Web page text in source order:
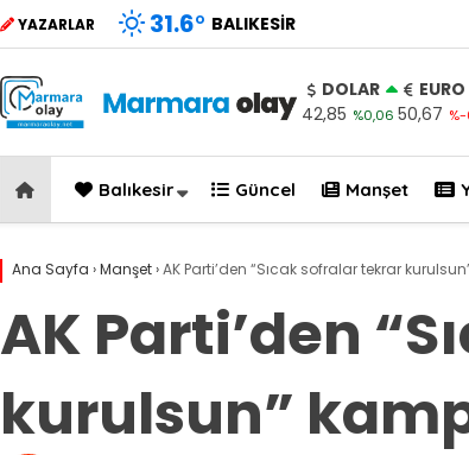
YAZARLAR 31.6° BALIKESIR
DOLAR
42,85 %0,06
EURO
50,67
Balıkesir Güncel Manşet
Ana Sayfa ›Manşet›AK Parti’den “Sıcak sofralar tekrar
AK Parti’den
kurulsun”